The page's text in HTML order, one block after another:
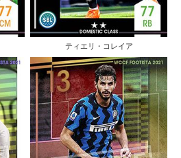
ティエリ・コレイア